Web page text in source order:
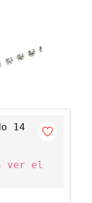
14
ver el